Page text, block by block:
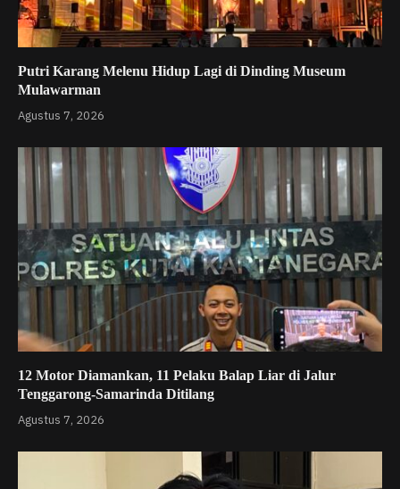
Putri Karang Melenu Hidup Lagi di Dinding Museum
Mulawarman
Agustus 7, 2026
12 Motor Diamankan, 11 Pelaku Balap Liar di Jalur
Tenggarong-Samarinda Ditilang
Agustus 7, 2026